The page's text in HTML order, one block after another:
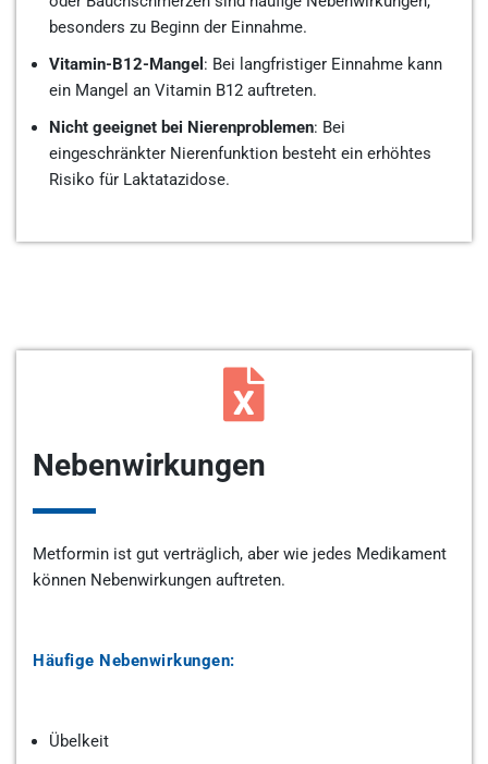
besonders zu Beginn der Einnahme.
Vitamin-B12-Mangel : Bei langfristiger Einnahme kann
ein Mangel an Vitamin B12 auftreten.
Nicht geeignet bei Nierenproblemen: Bei
eingeschränkter Nierenfunktion besteht ein erhöhtes
Risiko für Laktatazidose.
Nebenwirkungen
Metformin ist gut verträglich, aber wie jedes Medikament
können Nebenwirkungen auftreten.
Häufige Nebenwirkungen:
Übelkeit